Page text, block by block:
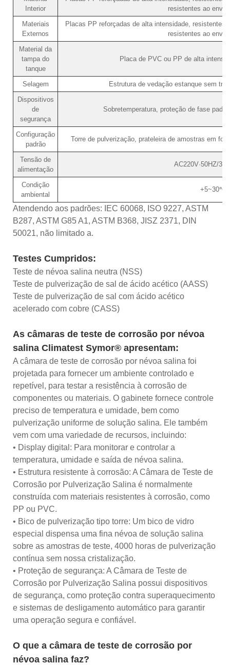
Interior
resistentes ao
Materiais
Externos
Placas PP reforçadas de alta intensidade,
resistentes ao
Material da
tampa do
tanque
Placa de PVC ou PP de alta
Selagem
Estrutura de vedação estanque sem
Dispositivos
de
segurança
Sobretemperatura, proteção de fase
Configuração
padrão
Torre de pulverização, prateleira de amostras em
Tensão de
alimentação
AC220V·50HZ/
Condição
ambiental
+5~30℃
Atendendo aos padrões: IEC 60068, ISO 9227, ASTM
B287, ASTM G85 A1, ASTM B368, JISZ 2371, DIN
50021, não limitado a.
Testes Cumpridos:
Teste de névoa salina neutra (NSS)
Teste de pulverização de sal de ácido acético (AASS)
Teste de pulverização de sal com ácido acético
acelerado com cobre (CASS)
As câmaras de teste de corrosão por névoa
salina Climatest Symor® apresentam:
A câmara de teste de corrosão por névoa salina foi
projetada para fornecer um ambiente controlado e
repetível, para testar a resistência à corrosão de
componentes ou materiais. O gabinete fornece controle
preciso de temperatura e umidade, bem como
pulverização uniforme de solução salina. Ele também
vem com uma variedade de recursos, incluindo:
• Display digital: Para monitorar e controlar a
temperatura, umidade e saída de névoa salina.
• Estrutura resistente à corrosão: A Câmara de Teste de
Corrosão por Pulverização Salina é normalmente
construída com materiais resistentes à corrosão, como
PP ou PVC.
• Bico de pulverização tipo torre: Um bico de vidro
especial dispensa uma fina névoa de solução salina
sobre as amostras de teste, 4000 horas de pulverização
contínua sem nossa cristalização.
• Proteção de segurança: A Câmara de Teste de
Corrosão por Pulverização Salina possui dispositivos
de segurança, como proteção contra superaquecimento
e sistemas de desligamento automático para garantir
uma operação segura e confiável.
O que a câmara de teste de corrosão por
névoa salina faz?